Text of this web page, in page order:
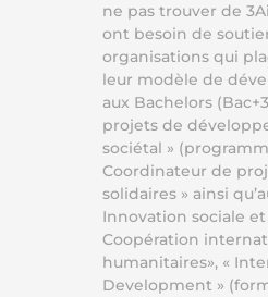
ne pas trouver de
ont besoin de
organisations qui
leur modèle de
aux Bachelors
projets de
sociétal »
Coordinateur de
solidaires » ainsi
Innovation sociale
Coopération
humanitaires», «
Development »